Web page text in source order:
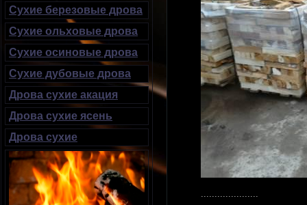
.....................
Сухие березовые дрова
Сухие ольховые дрова
Сухие осиновые дрова
Сухие дубовые дрова
Дрова сухие акация
Дрова сухие ясень
Дрова сухие